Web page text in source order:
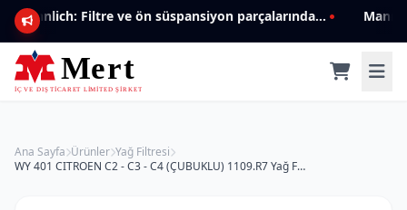
Mannlich: Filtre ve ön süspansiyon parçalarında genişleyen ürün yelpazesiyle kalite ve güven.
Ana Sayfa Ürünler Yağ Filtresi
WY 401 CITROEN C2 - C3 - C4 (ÇUBUKLU) 1109.R7 Yağ Filtresi